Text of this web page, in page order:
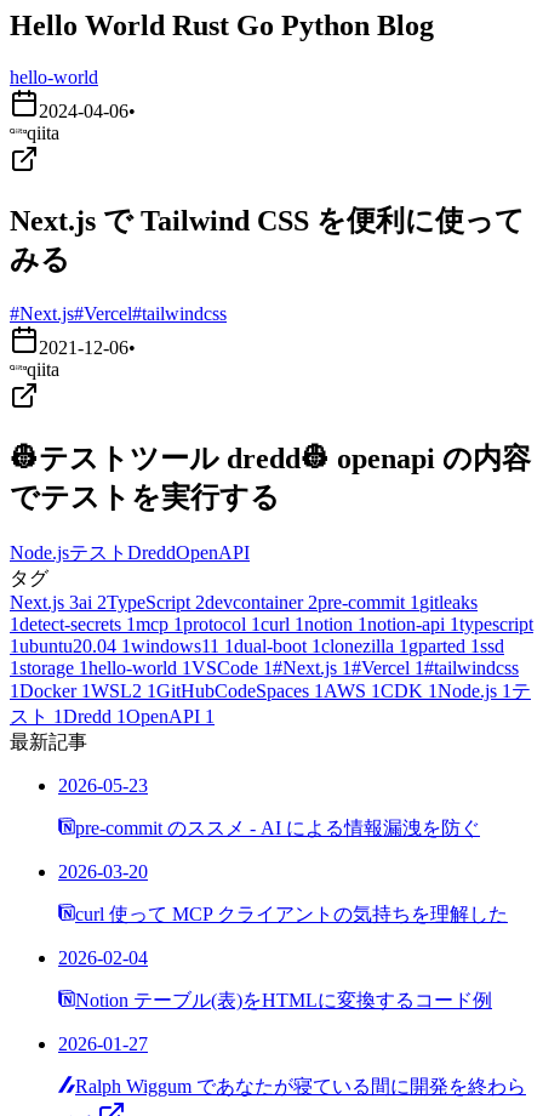
Hello World Rust Go Python Blog
hello-world
2024-04-06•
qiita
Next.js で Tailwind CSS を便利に使って
みる
#Next.js#Vercel#tailwindcss
2021-12-06•
qiita
👷テストツール dredd👷 openapi の内容
でテストを実行する
Node.jsテスト DreddOpenAPI
タグ
Next.js 3ai 2TypeScript 2devcontainer 2pre-commit 1 gitleaks
1detect-secrets 1mcp 1protocol 1curl 1notion 1notion-api 1typescript
1ubuntu20.04 1windows11 1dual-boot 1clonezilla 1 gparted 1ssd
1storage 1hello-world 1VSCode 1#Next.js 1#Vercel 1#tailwindcss
1Docker 1WSL2 1GitHubCodeSpaces 1 AWS 1CDK 1Node.js 1 テ
スト 1Dredd 1OpenAPI 1
最新記事
2026-05-23
pre-commit のススメ - AI による情報漏洩を防ぐ
2026-03-20
curl 使って MCP クライアントの気持ちを理解した
2026-02-04
Notion テーブル(表)をHTMLに変換するコード例
2026-01-27
Ralph Wiggum であなたが寝ている間に開発を終わら